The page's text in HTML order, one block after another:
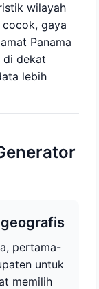
wilayah
gaya
Panama
di dekat
lebih
geografis
pertama-
untuk
memilih